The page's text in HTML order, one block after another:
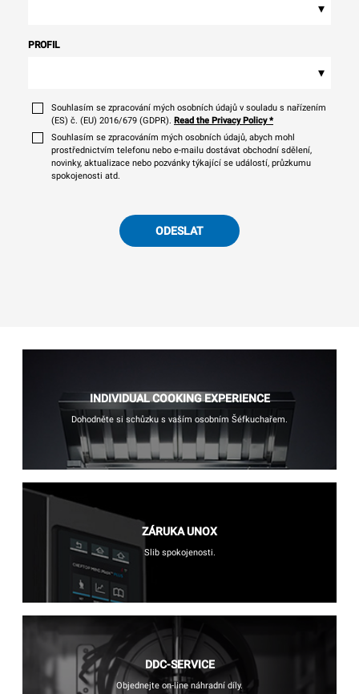
▾
PROFIL
▾
Souhlasím se zpracování mých osobních údajů v souladu s nařízením
(ES) č. (EU) 2016/679 (GDPR). Read the Privacy Policy*
Souhlasím se zpracováním mých osobních údajů, abych mohl
prostřednictvím telefonu nebo e-mailu dostávat obchodní sdělení,
novinky, aktualizace nebo pozvánky týkající se událostí, průzkumu
spokojenosti atd.
ODESLAT
INDIVIDUAL COOKING EXPERIENCE
Dohodněte si schůzku s vaším osobním Šéfkuchařem.
ZÁRUKA UNOX
Slib spokojenosti.
DDC-SERVICE
Objednejte on-line náhradní díly.